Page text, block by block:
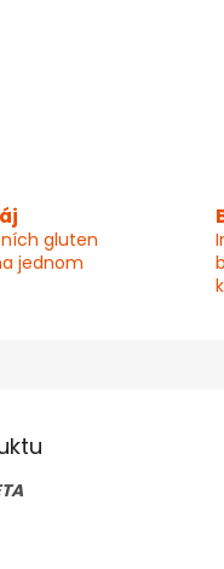
gluten
jednom